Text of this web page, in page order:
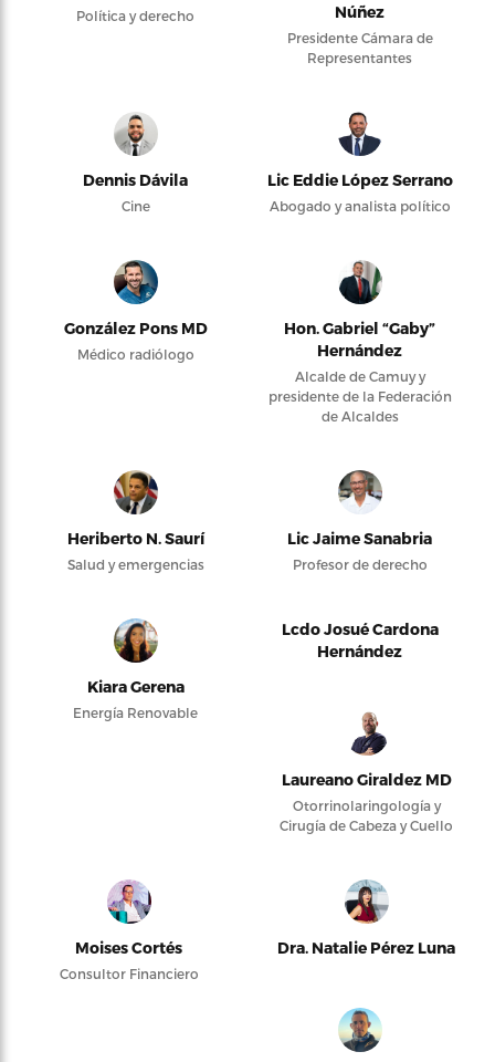
Política y derecho
Núñez
Presidente Cámara de
Representantes
Dennis Dávila
Cine
Lic Eddie López Serrano
Abogado y analista político
González Pons MD
Médico radiólogo
Hon. Gabriel “Gaby”
Hernández
Alcalde de Camuy y
presidente de la Federación
de Alcaldes
Heriberto N. Saurí
Salud y emergencias
Lic Jaime Sanabria
Profesor de derecho
Kiara Gerena
Energía Renovable
Lcdo Josué Cardona
Hernández
Laureano Giraldez MD
Otorrinolaringología y
Cirugía de Cabeza y Cuello
Moises Cortés
Consultor Financiero
Dra. Natalie Pérez Luna